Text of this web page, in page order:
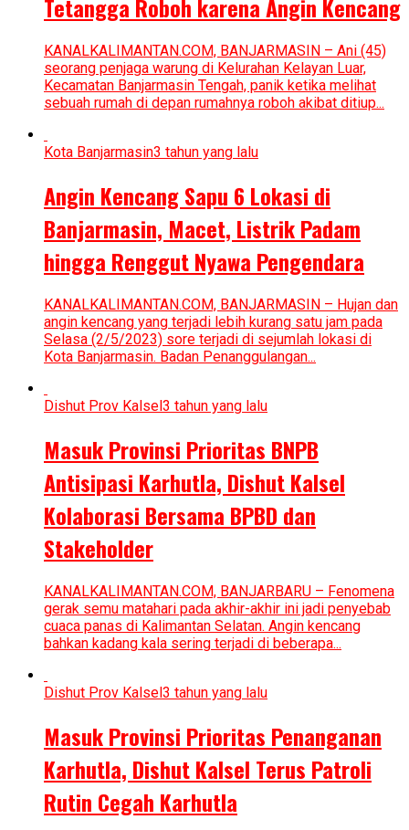
Tetangga Roboh karena Angin Kencang
KANALKALIMANTAN.COM, BANJARMASIN – Ani (45)
seorang penjaga warung di Kelurahan Kelayan Luar,
Kecamatan Banjarmasin Tengah, panik ketika melihat
sebuah rumah di depan rumahnya roboh akibat ditiup...
Kota Banjarmasin3 tahun yang lalu
Angin Kencang Sapu 6 Lokasi di
Banjarmasin, Macet, Listrik Padam
hingga Renggut Nyawa Pengendara
KANALKALIMANTAN.COM, BANJARMASIN – Hujan dan
angin kencang yang terjadi lebih kurang satu jam pada
Selasa (2/5/2023) sore terjadi di sejumlah lokasi di
Kota Banjarmasin. Badan Penanggulangan...
Dishut Prov Kalsel3 tahun yang lalu
Masuk Provinsi Prioritas BNPB
Antisipasi Karhutla, Dishut Kalsel
Kolaborasi Bersama BPBD dan
Stakeholder
KANALKALIMANTAN.COM, BANJARBARU – Fenomena
gerak semu matahari pada akhir-akhir ini jadi penyebab
cuaca panas di Kalimantan Selatan. Angin kencang
bahkan kadang kala sering terjadi di beberapa...
Dishut Prov Kalsel3 tahun yang lalu
Masuk Provinsi Prioritas Penanganan
Karhutla, Dishut Kalsel Terus Patroli
Rutin Cegah Karhutla